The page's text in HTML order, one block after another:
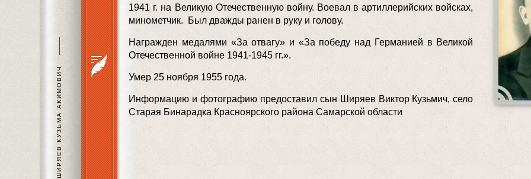
ШИРЯЕВ КУЗЬМА АКИМОВИЧ
1941 г. на Великую Отечественную войну. Воевал в артиллерийских войсках,
минометчик. Был дважды ранен в руку и голову.
Награжден медалями «За отвагу» и «За победу над Германией в Великой
Отечественной войне 1941-1945 гг.».
Умер 25 ноября 1955 года.
Информацию и фотографию предоставил сын Ширяев Виктор Кузьмич, село
Старая Бинарадка Красноярского района Самарской области